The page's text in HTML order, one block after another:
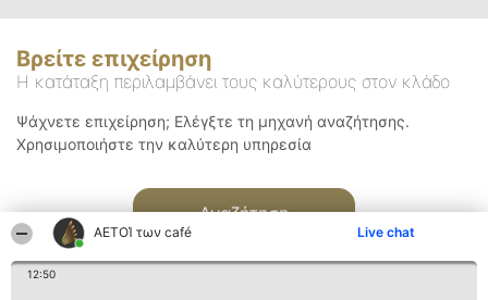
ΑΕΤΟΊ των café Live chat
12:50
Βρείτε επιχείρηση
Η κατάταξη περιλαμβάνει τους καλύτερους στον κλάδο
Ψάχνετε επιχείρηση; Ελέγξτε τη μηχανή αναζήτησης.
Χρησιμοποιήστε την καλύτερη υπηρεσία
Αναζήτηση